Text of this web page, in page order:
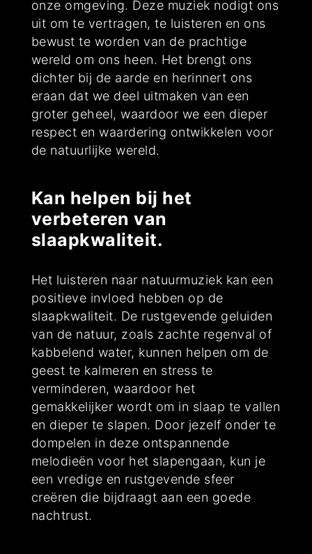
onze omgeving. Deze muziek nodigt ons
uit om te vertragen, te luisteren en ons
bewust te worden van de prachtige
wereld om ons heen. Het brengt ons
dichter bij de aarde en herinnert ons
eraan dat we deel uitmaken van een
groter geheel, waardoor we een dieper
respect en waardering ontwikkelen voor
de natuurlijke wereld.
Kan helpen bij het
verbeteren van
slaapkwaliteit.
Het luisteren naar natuurmuziek kan een
positieve invloed hebben op de
slaapkwaliteit. De rustgevende geluiden
van de natuur, zoals zachte regenval of
kabbelend water, kunnen helpen om de
geest te kalmeren en stress te
verminderen, waardoor het
gemakkelijker wordt om in slaap te vallen
en dieper te slapen. Door jezelf onder te
dompelen in deze ontspannende
melodieën voor het slapengaan, kun je
een vredige en rustgevende sfeer
creëren die bijdraagt aan een goede
nachtrust.